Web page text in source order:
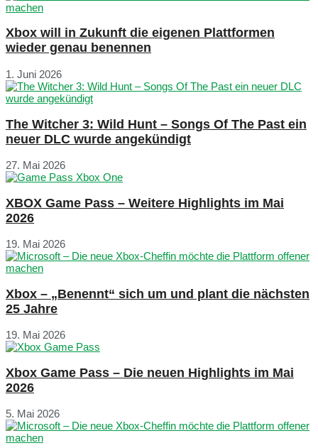
Xbox will in Zukunft die eigenen Plattformen
wieder genau benennen
1. Juni 2026
The Witcher 3: Wild Hunt – Songs Of The Past ein
neuer DLC wurde angekündigt
27. Mai 2026
XBOX Game Pass – Weitere Highlights im Mai
2026
19. Mai 2026
Xbox – „Benennt“ sich um und plant die nächsten
25 Jahre
19. Mai 2026
Xbox Game Pass – Die neuen Highlights im Mai
2026
5. Mai 2026